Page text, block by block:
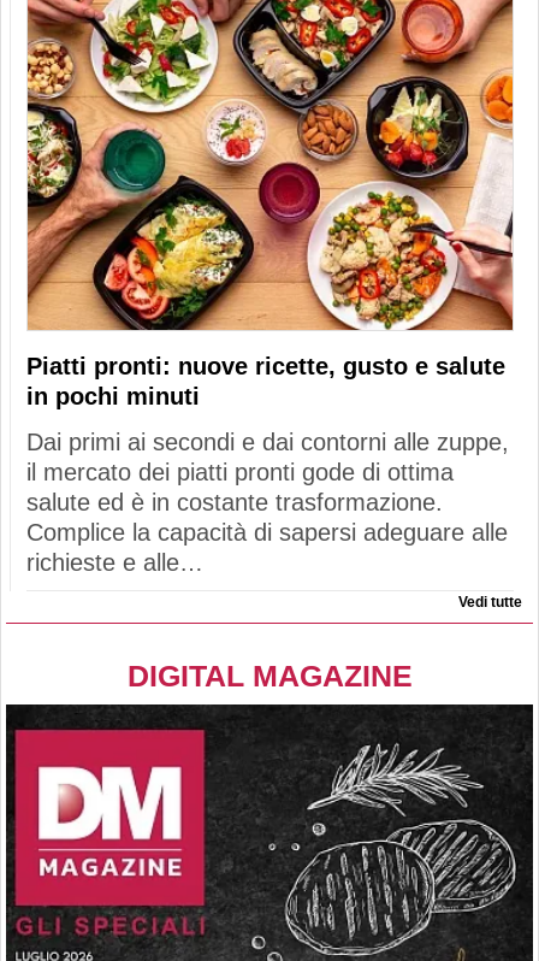
Piatti pronti: nuove ricette, gusto e salute
in pochi minuti
Dai primi ai secondi e dai contorni alle zuppe,
il mercato dei piatti pronti gode di ottima
salute ed è in costante trasformazione.
Complice la capacità di sapersi adeguare alle
richieste e alle…
Vedi tutte
DIGITAL MAGAZINE